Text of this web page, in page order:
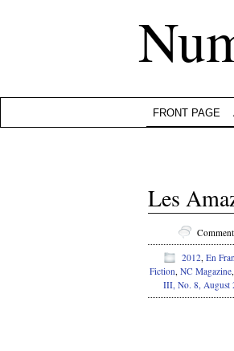
FRONT PAGE
Les
2012, En
Fiction, NC Magazine,
III, No. 8, August